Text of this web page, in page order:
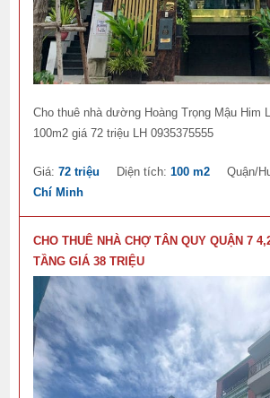
Cho thuê nhà dường Hoàng Trọng Mậu Him
100m2 giá 72 triệu LH 0935375555
Giá:72 triệu Diện tích:100 m2 Quận/
Chí Minh
CHO THUÊ NHÀ CHỢ TÂN QUY QUẬN 7
TẦNG GIÁ 38 TRIỆU